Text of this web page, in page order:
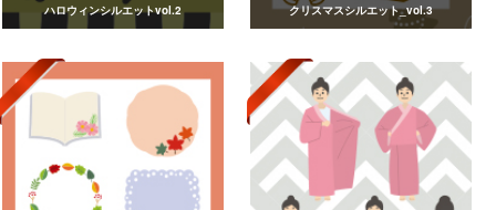
ハロウィンシルエットvol.2 クリスマスシルエット_vol.3